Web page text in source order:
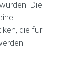
Die
die für